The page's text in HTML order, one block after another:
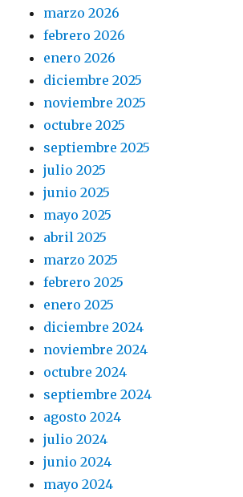
marzo 2026
febrero 2026
enero 2026
diciembre 2025
noviembre 2025
octubre 2025
septiembre 2025
julio 2025
junio 2025
mayo 2025
abril 2025
marzo 2025
febrero 2025
enero 2025
diciembre 2024
noviembre 2024
octubre 2024
septiembre 2024
agosto 2024
julio 2024
junio 2024
mayo 2024